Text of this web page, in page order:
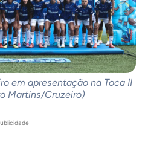
em apresentação na Toca II
Martins/Cruzeiro)